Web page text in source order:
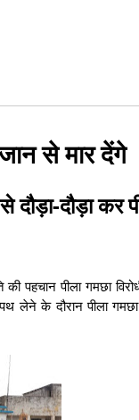
से मार देंगे
दौड़ा कर
पहचान पीला गमछा
लेने के दौरान पीला